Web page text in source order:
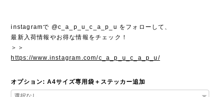
instagramで @c_a_p_u_c_a_p_u をフォローして、
最新入荷情報やお得な情報をチェック！
＞＞
https://www.instagram.com/c_a_p_u_c_a_p_u/
オプション: A4サイズ専用袋＋ステッカー追加